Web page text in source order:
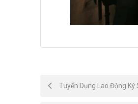
PostTuyển Dụng Lao Động